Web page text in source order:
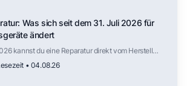
Was sich seit dem 31. Juli 2026 für
ändert
kannst du eine Reparatur direkt vom Hersteller
gilt, wie lange Ersatzteile verfügbar sein
• 04.08.26